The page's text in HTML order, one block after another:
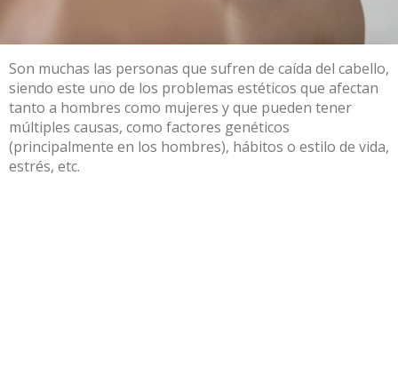
Son muchas las personas que sufren de caída del cabello,
siendo este uno de los problemas estéticos que afectan
tanto a hombres como mujeres y que pueden tener
múltiples causas, como factores genéticos
(principalmente en los hombres), hábitos o estilo de vida,
estrés, etc.